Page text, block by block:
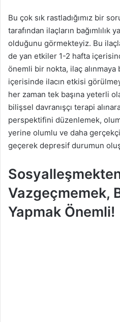
Bu çok sık rastladığımız bir
tarafından ilaçların bağımlılık
olduğunu görmekteyiz. Bu
de yan etkiler 1-2 hafta
önemli bir nokta, ilaç alınmaya
içerisinde ilacın etkisi
her zaman tek başına yeterli
bilişsel davranışçı terapi
perspektifini düzenlemek,
yerine olumlu ve daha
geçerek depresif durumun
Vazgeçmemek,
Yapmak Önemli!